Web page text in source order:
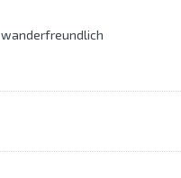
wanderfreundlich